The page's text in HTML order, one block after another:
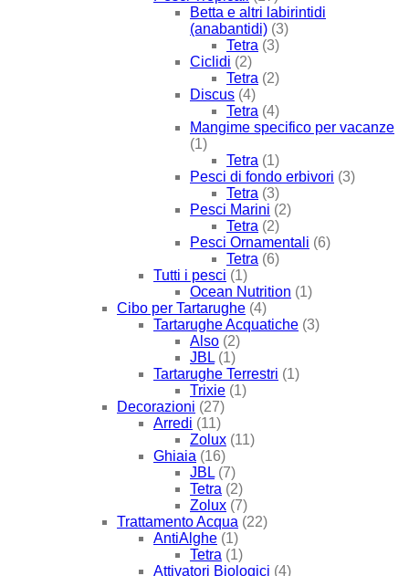
Betta e altri labirintidi
(anabantidi) (3)
Tetra (3)
Ciclidi (2)
Tetra (2)
Discus (4)
Tetra (4)
Mangime specifico per vacanze
(1)
Tetra (1)
Pesci di fondo erbivori (3)
Tetra (3)
Pesci Marini (2)
Tetra (2)
Pesci Ornamentali (6)
Tetra (6)
Tutti i pesci (1)
Ocean Nutrition (1)
Cibo per Tartarughe (4)
Tartarughe Acquatiche (3)
Also (2)
JBL (1)
Tartarughe Terrestri (1)
Trixie (1)
Decorazioni (27)
Arredi (11)
Zolux (11)
Ghiaia (16)
JBL (7)
Tetra (2)
Zolux (7)
Trattamento Acqua (22)
AntiAlghe (1)
Tetra (1)
Attivatori Biologici (4)